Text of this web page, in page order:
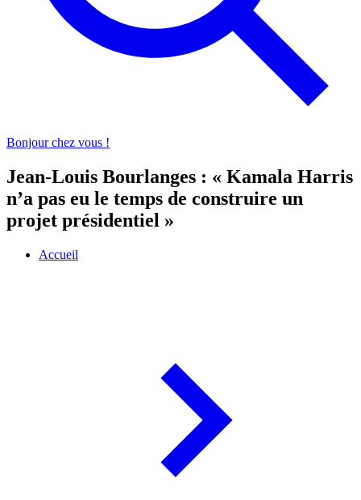
Bonjour chez vous !
Jean-Louis Bourlanges : « Kamala Harris
n’a pas eu le temps de construire un
projet présidentiel »
Accueil